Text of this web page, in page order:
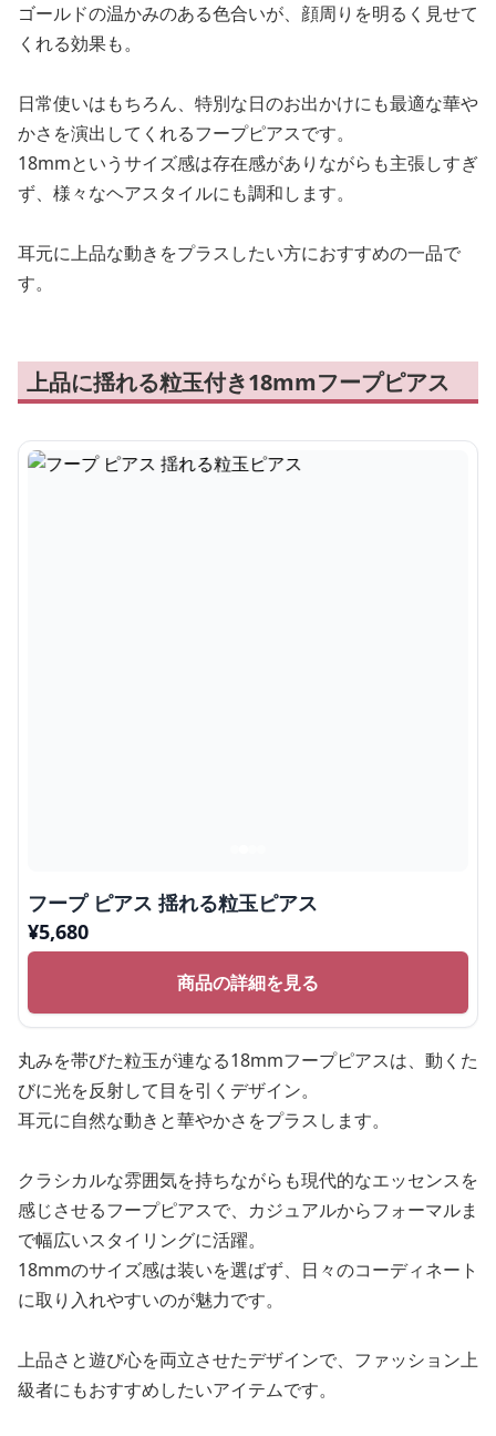
ゴールドの温かみのある色合いが、顔周りを明るく見せて
くれる効果も。
日常使いはもちろん、特別な日のお出かけにも最適な華や
かさを演出してくれるフープピアスです。
18mmというサイズ感は存在感がありながらも主張しすぎ
ず、様々なヘアスタイルにも調和します。
耳元に上品な動きをプラスしたい方におすすめの一品で
す。
上品に揺れる粒玉付き18mmフープピアス
フープ ピアス 揺れる粒玉ピアス
¥5,680
商品の詳細を見る
丸みを帯びた粒玉が連なる18mmフープピアスは、動くた
びに光を反射して目を引くデザイン。
耳元に自然な動きと華やかさをプラスします。
クラシカルな雰囲気を持ちながらも現代的なエッセンスを
感じさせるフープピアスで、カジュアルからフォーマルま
で幅広いスタイリングに活躍。
18mmのサイズ感は装いを選ばず、日々のコーディネート
に取り入れやすいのが魅力です。
上品さと遊び心を両立させたデザインで、ファッション上
級者にもおすすめしたいアイテムです。